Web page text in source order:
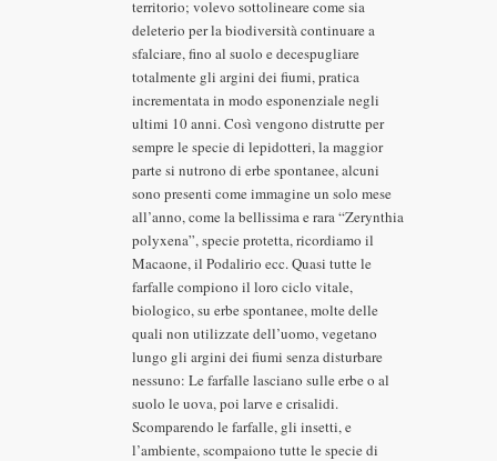
territorio; volevo sottolineare come sia
deleterio per la biodiversità continuare a
sfalciare, fino al suolo e decespugliare
totalmente gli argini dei fiumi, pratica
incrementata in modo esponenziale negli
ultimi 10 anni. Così vengono distrutte per
sempre le specie di lepidotteri, la maggior
parte si nutrono di erbe spontanee, alcuni
sono presenti come immagine un solo mese
all’anno, come la bellissima e rara “Zerynthia
polyxena”, specie protetta, ricordiamo il
Macaone, il Podalirio ecc. Quasi tutte le
farfalle compiono il loro ciclo vitale,
biologico, su erbe spontanee, molte delle
quali non utilizzate dell’uomo, vegetano
lungo gli argini dei fiumi senza disturbare
nessuno: Le farfalle lasciano sulle erbe o al
suolo le uova, poi larve e crisalidi.
Scomparendo le farfalle, gli insetti, e
l’ambiente, scompaiono tutte le specie di